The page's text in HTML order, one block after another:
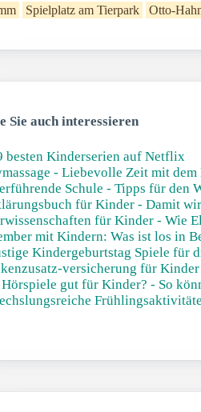
Spielplatz am Tierpark Otto-
Sie auch interessieren
besten Kinderserien auf Netflix
- Liebevolle Zeit mit dem
Schule - Tipps für den
für Kinder - Damit
für Kinder - Wie
mit Kindern: Was ist los in
Kindergeburtstag Spiele für
versicherung für
Hörspiele gut für Kinder? - So